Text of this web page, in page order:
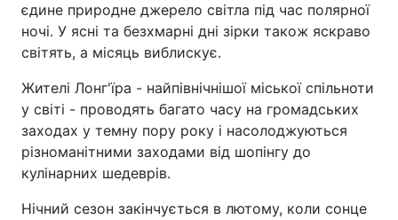
єдине природне джерело світла під час полярної
ночі. У ясні та безхмарні дні зірки також яскраво
світять, а місяць виблискує.
Жителі Лонг'їра - найпівнічнішої міської спільноти
у світі - проводять багато часу на громадських
заходах у темну пору року і насолоджуються
різноманітними заходами від шопінгу до
кулінарних шедеврів.
Нічний сезон закінчується в лютому, коли сонце